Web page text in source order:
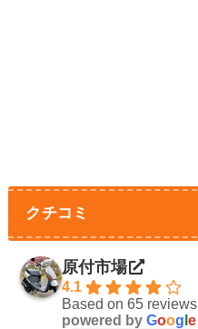
クチコミ
原付市場
4.1
Based on 65 reviews
powered by Goog e